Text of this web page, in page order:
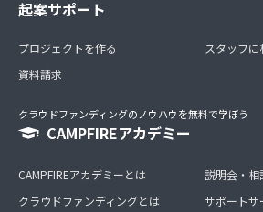
起案サポート
プロジェクトを作る
資料請求
スタッフに
クラウドファンディングのノウハウを無料で学ぼう
CAMPFIREアカデミー
CAMPFIREアカデミーとは
クラウドファンディングとは
説明会・相
サポートサ